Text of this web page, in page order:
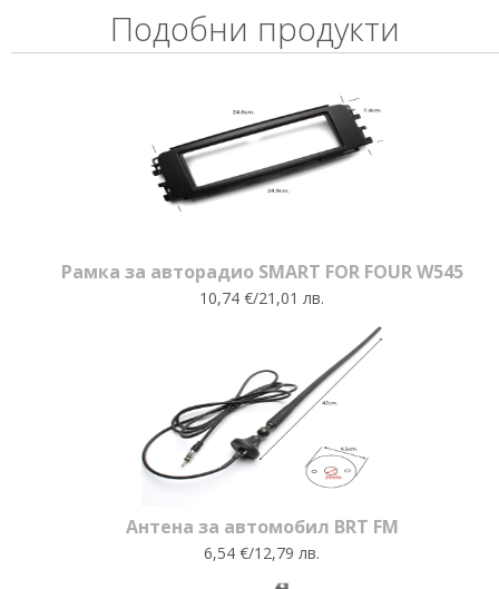
Подобни продукти
Рамка за авторадио SMART FOR FOUR W545
10,74 €/21,01 лв.
Антена за автомобил BRT FM
6,54 €/12,79 лв.